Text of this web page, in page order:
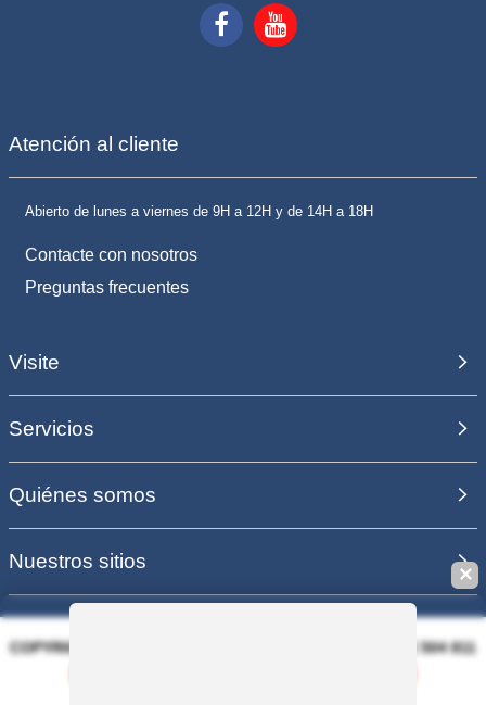
Atención al cliente
Abierto de lunes a viernes de 9H a 12H y de 14H a 18H
Contacte con nosotros
Preguntas frecuentes
Visite
Servicios
Quiénes somos
Nuestros sitios
COPYRIGHT 2006 - 2025 - EQUIRODI SAS - R.C.S. DOLE 504 811
✕